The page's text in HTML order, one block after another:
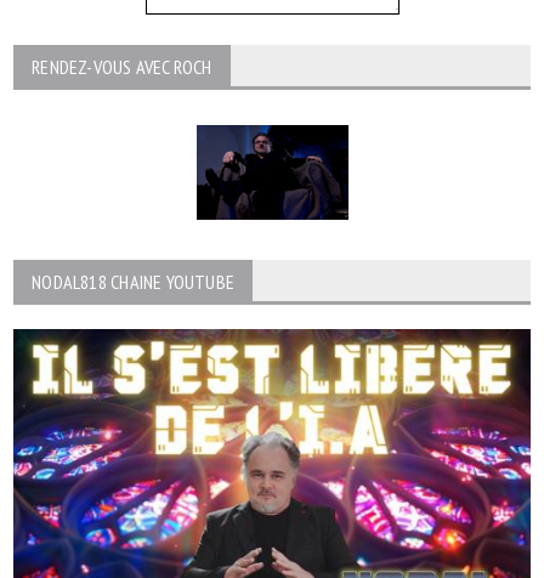
RENDEZ-VOUS AVEC ROCH
NODAL818 CHAINE YOUTUBE